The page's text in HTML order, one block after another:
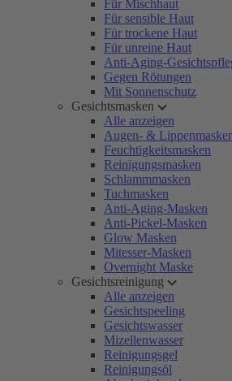
Für Mischhaut
Für sensible Haut
Für trockene Haut
Für unreine Haut
Anti-Aging-
Gegen Rötungen
Mit Sonnenschutz
Gesichtsmasken
Alle anzeigen
Augen- &
Feuchtigkeitsmasken
Reinigungsmasken
Schlammmasken
Tuchmasken
Anti-Aging-Masken
Anti-Pickel-Masken
Glow Masken
Mitesser-Masken
Overnight Maske
Gesichtsreinigung
Alle anzeigen
Gesichtspeeling
Gesichtswasser
Mizellenwasser
Reinigungsgel
Reinigungsöl